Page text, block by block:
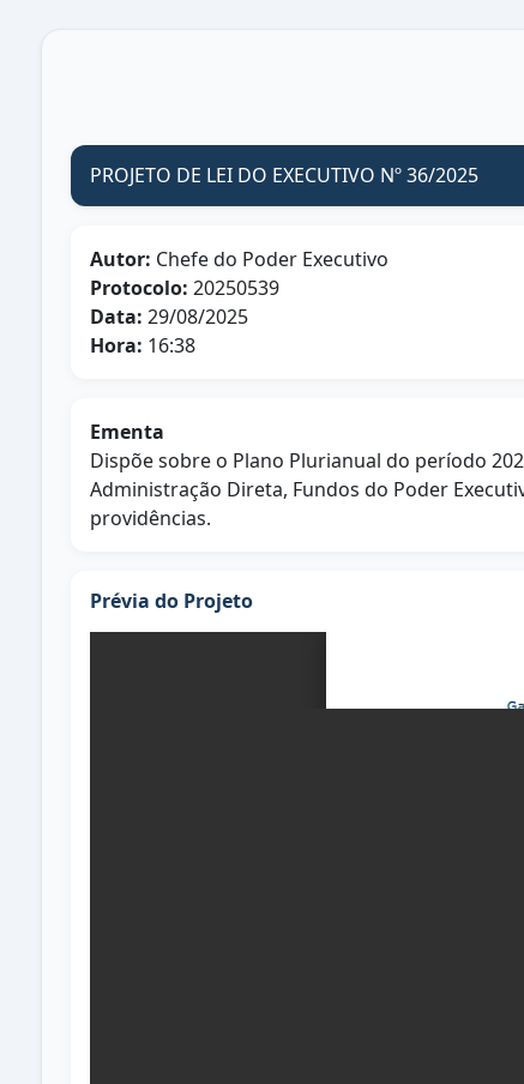
PROJETO DE LEI DO EXECUTIVO Nº 36/2025
Autor: Chefe do Poder Executivo
Protocolo: 20250539
Data: 29/08/2025
Hora: 16:38
Ementa
Dispõe sobre o Plano Plurianual do período
Administração Direta, Fundos do Poder
providências.
Prévia do Projeto